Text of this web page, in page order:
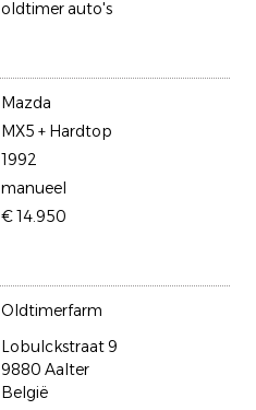
oldtimer auto's
Mazda
MX5 + Hardtop
1992
manueel
€ 14.950
Oldtimerfarm
Lobulckstraat 9
9880 Aalter
België